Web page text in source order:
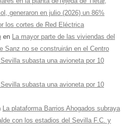
generaron en julio (2026) un 86%
los cortes de Red Eléctrica
en La mayor parte de las viviendas del
Sanz no se construirán en el Centro
subasta una avioneta por 10
subasta una avioneta por 10
La plataforma Barrios Ahogados subraya
con los estadios del Sevilla F.C. y